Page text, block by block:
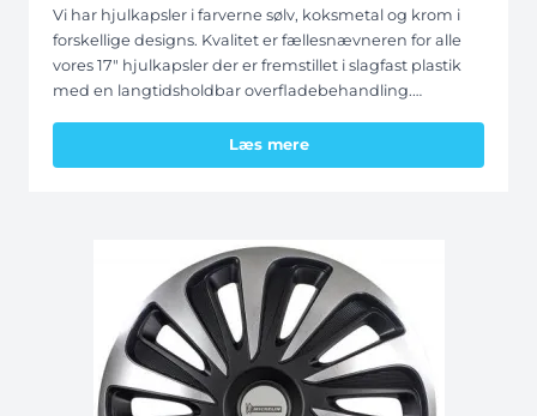
Vi har hjulkapsler i farverne sølv, koksmetal og krom i
forskellige designs. Kvalitet er fællesnævneren for alle
vores 17" hjulkapsler der er fremstillet i slagfast plastik
med en langtidsholdbar overfladebehandling.
Læs mere